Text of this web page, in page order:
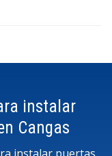
instalar
Cangas
instalar puertas